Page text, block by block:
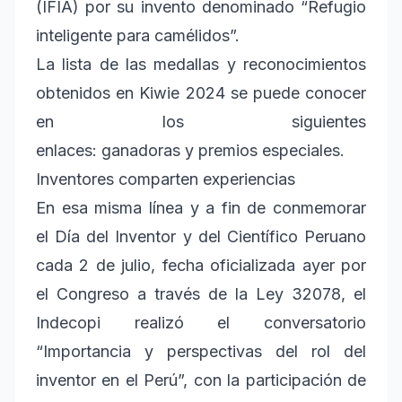
(IFIA) por su invento denominado “Refugio
inteligente para camélidos”.
La lista de las medallas y reconocimientos
obtenidos en Kiwie 2024 se puede conocer
en los siguientes
enlaces: ganadoras y premios especiales.
Inventores comparten experiencias
En esa misma línea y a fin de conmemorar
el Día del Inventor y del Científico Peruano
cada 2 de julio, fecha oficializada ayer por
el Congreso a través de la Ley 32078, el
Indecopi realizó el conversatorio
“Importancia y perspectivas del rol del
inventor en el Perú”, con la participación de